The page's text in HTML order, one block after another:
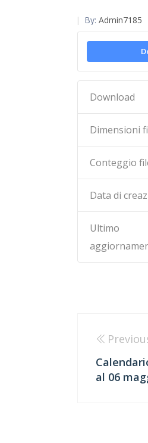
By: Admin7185
Download
Dimensioni
Conteggio
Data di
Ultimo
al 06